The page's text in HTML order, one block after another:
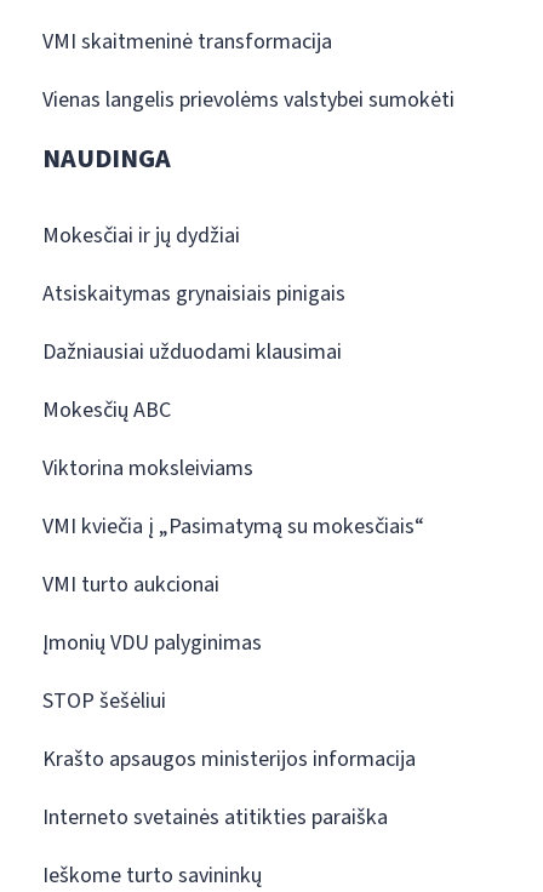
VMI skaitmeninė transformacija
Vienas langelis prievolėms valstybei sumokėti
NAUDINGA
Mokesčiai ir jų dydžiai
Atsiskaitymas grynaisiais pinigais
Dažniausiai užduodami klausimai
Mokesčių ABC
Viktorina moksleiviams
VMI kviečia į „Pasimatymą su mokesčiais“
VMI turto aukcionai
Įmonių VDU palyginimas
STOP šešėliui
Krašto apsaugos ministerijos informacija
Interneto svetainės atitikties paraiška
Ieškome turto savininkų